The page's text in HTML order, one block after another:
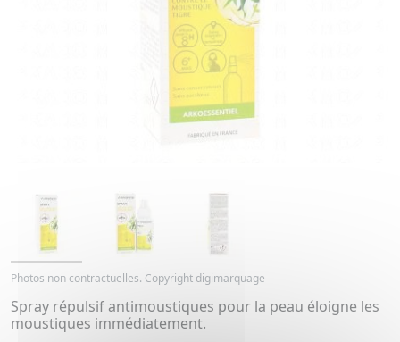
Photos non contractuelles. Copyright digimarquage
Spray répulsif antimoustiques pour la peau éloigne les
moustiques immédiatement.